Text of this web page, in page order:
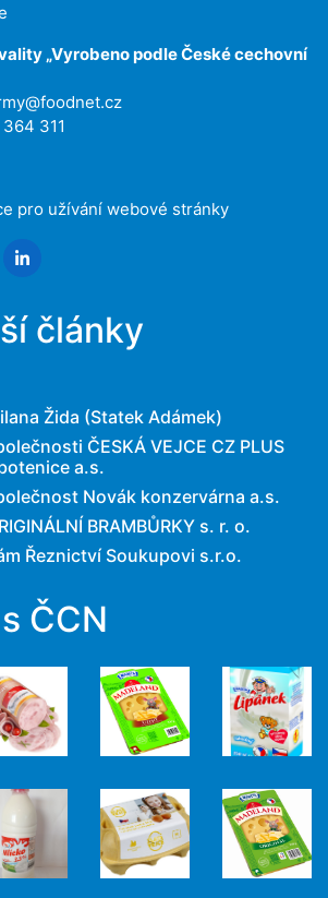
„Vyrobeno podle České cechovní
311
pro užívání webové stránky
články
Žida (Statek Adámek)
ČESKÁ VEJCE CZ PLUS
a.s.
Novák konzervárna a.s.
BRAMBŮRKY s. r. o.
Řeznictví Soukupovi s.r.o.
ČCN